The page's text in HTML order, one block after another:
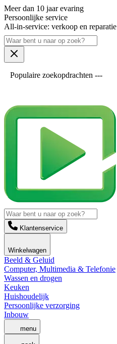
Meer dan 10 jaar evaring
Persoonlijke service
All-in-service: verkoop en reparatie
Populaire zoekopdrachten ---
Klantenservice
Winkelwagen
Beeld & Geluid
Computer, Multimedia & Telefonie
Wassen en drogen
Keuken
Huishoudelijk
Persoonlijke verzorging
Inbouw
menu